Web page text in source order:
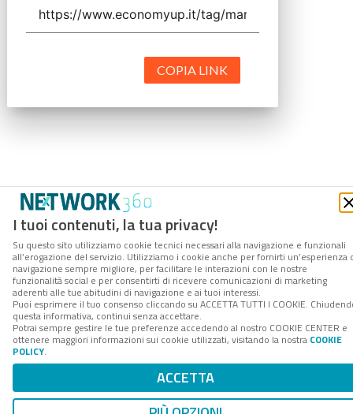
I tuoi contenuti, la tua privacy!
Su questo sito utilizziamo cookie tecnici necessari alla navigazione e funzionali
all’erogazione del servizio. Utilizziamo i cookie anche per fornirti un’esperienza
navigazione sempre migliore, per facilitare le interazioni con le nostre
funzionalità social e per consentirti di ricevere comunicazioni di marketing
aderenti alle tue abitudini di navigazione e ai tuoi interessi.
Puoi esprimere il tuo consenso cliccando su ACCETTA TUTTI I COOKIE.
questa informativa, continui senza accettare.
Potrai sempre gestire le tue preferenze accedendo al nostro COOKIE CENTER e
ottenere maggiori informazioni sui cookie utilizzati, visitando la nostra COOKIE
POLICY.
ACCETTA
COPIA LINK